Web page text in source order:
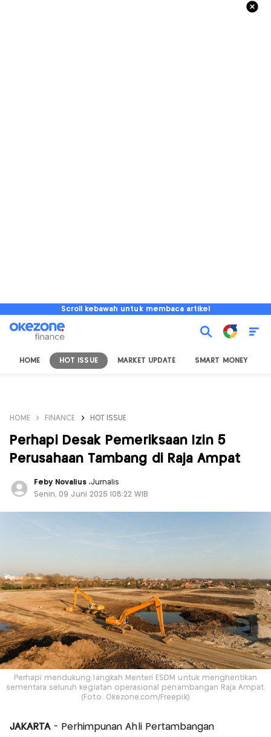
Scroll kebawah untuk membaca artikel
HOME HOT ISSUE MARKET UPDATE SMART MONEY
HOME FINANCE HOT ISSUE
Perhapi Desak Pemeriksaan Izin 5
Perusahaan Tambang di Raja Ampat
Feby Novalius ,Jurnalis
Senin, 09 Juni 2025 |08:22 WIB
Perhapi mendukung langkah Menteri ESDM untuk menghentikan
sementara seluruh kegiatan operasional penambangan Raja Ampat.
(Foto: Okezone.com/Freepik)
JAKARTA - Perhimpunan Ahli Pertambangan